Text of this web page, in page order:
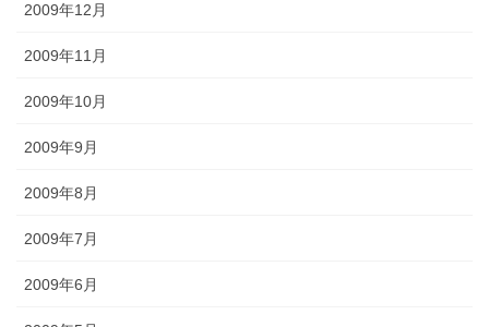
2009年12月
2009年11月
2009年10月
2009年9月
2009年8月
2009年7月
2009年6月